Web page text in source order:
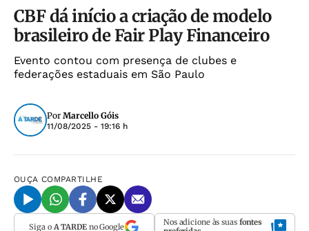
CBF dá início a criação de modelo
brasileiro de Fair Play Financeiro
Evento contou com presença de clubes e
federações estaduais em São Paulo
Por Marcello Góis
11/08/2025 - 19:16 h
OUÇA COMPARTILHE
Siga o A TARDEno Google Nos adicione às suas fontes